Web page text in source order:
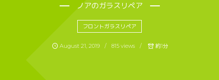
ノアのガラスリペア
フロントガラスリペア
August 21, 2019 815 views 約1分